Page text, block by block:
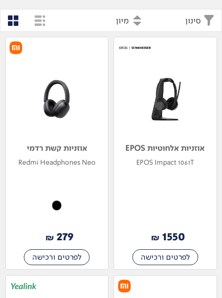
מיון סינון
אוזניות אלחוטיות EPOS
EPOS Impact 1061T
1550
₪
לפרטים ורכישה
אוזניות קשת רדמי
Redmi Headphones Neo
279
₪
לפרטים ורכישה